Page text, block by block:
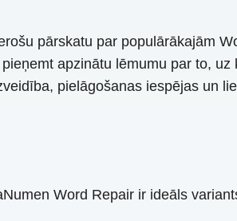
pārskatu par populārākajām
apzinātu lēmumu par to,
pielāgošanas iespējas un
Word Repair ir ideāls